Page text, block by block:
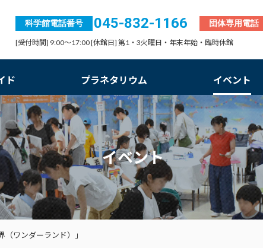
科学館電話番号 045-832-1166 団体専用電話
[受付時間] 9:00～17:00 [休館日] 第1・3火曜日・年末年始・臨時休館
ド プラネタリウム イベント
イベント
ワンダーランド）」